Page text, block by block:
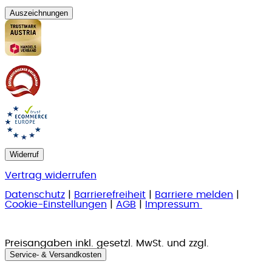
Auszeichnungen
Widerruf
Vertrag widerrufen
Datenschutz
Barrierefreiheit Barriere melden
Cookie-Einstellungen
AGB Impressum
Preisangaben inkl. gesetzl. MwSt. und zzgl.
Service- & Versandkosten